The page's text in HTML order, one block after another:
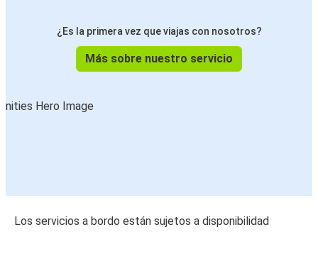
¿Es la primera vez que viajas con nosotros?
Más sobre nuestro servicio
Los servicios a bordo están sujetos a disponibilidad